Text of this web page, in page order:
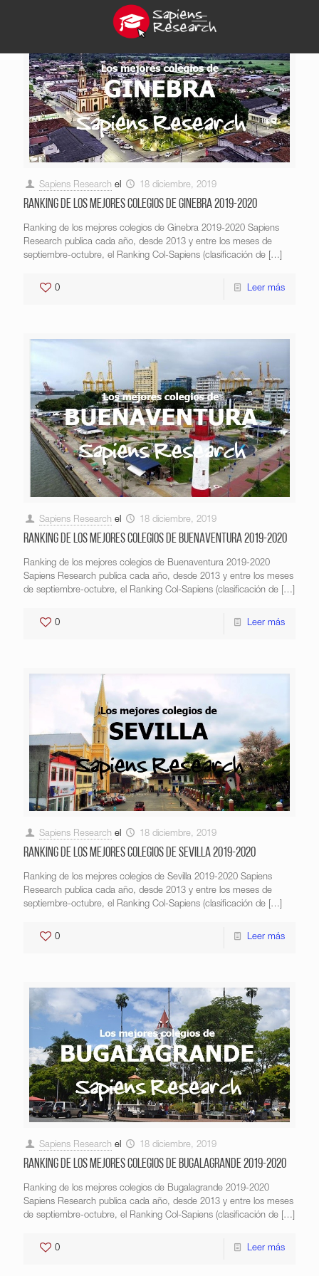
Sapiens Research el 18 diciembre, 2019
Ranking de los mejores colegios de Ginebra 2019-2020
Ranking de los mejores colegios de Ginebra 2019-2020 Sapiens
Research publica cada año, desde 2013 y entre los meses de
septiembre-octubre, el Ranking Col-Sapiens (clasificación de […]
0 Leer más
Sapiens Research el 18 diciembre, 2019
Ranking de los mejores colegios de Buenaventura 2019-2020
Ranking de los mejores colegios de Buenaventura 2019-2020
Sapiens Research publica cada año, desde 2013 y entre los meses
de septiembre-octubre, el Ranking Col-Sapiens (clasificación de […]
0 Leer más
Sapiens Research el 18 diciembre, 2019
Ranking de los mejores colegios de Sevilla 2019-2020
Ranking de los mejores colegios de Sevilla 2019-2020 Sapiens
Research publica cada año, desde 2013 y entre los meses de
septiembre-octubre, el Ranking Col-Sapiens (clasificación de […]
0 Leer más
Sapiens Research el 18 diciembre, 2019
Ranking de los mejores colegios de Bugalagrande 2019-2020
Ranking de los mejores colegios de Bugalagrande 2019-2020
Sapiens Research publica cada año, desde 2013 y entre los meses
de septiembre-octubre, el Ranking Col-Sapiens (clasificación de […]
0 Leer más